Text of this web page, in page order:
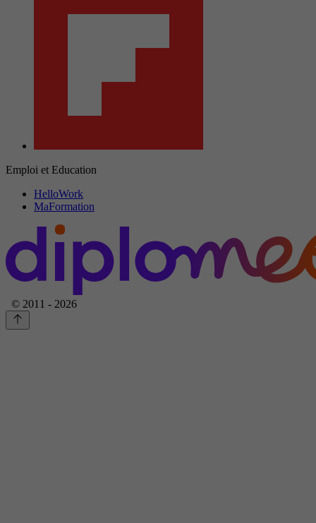
Emploi et Education
HelloWork
MaFormation
© 2011 - 2026